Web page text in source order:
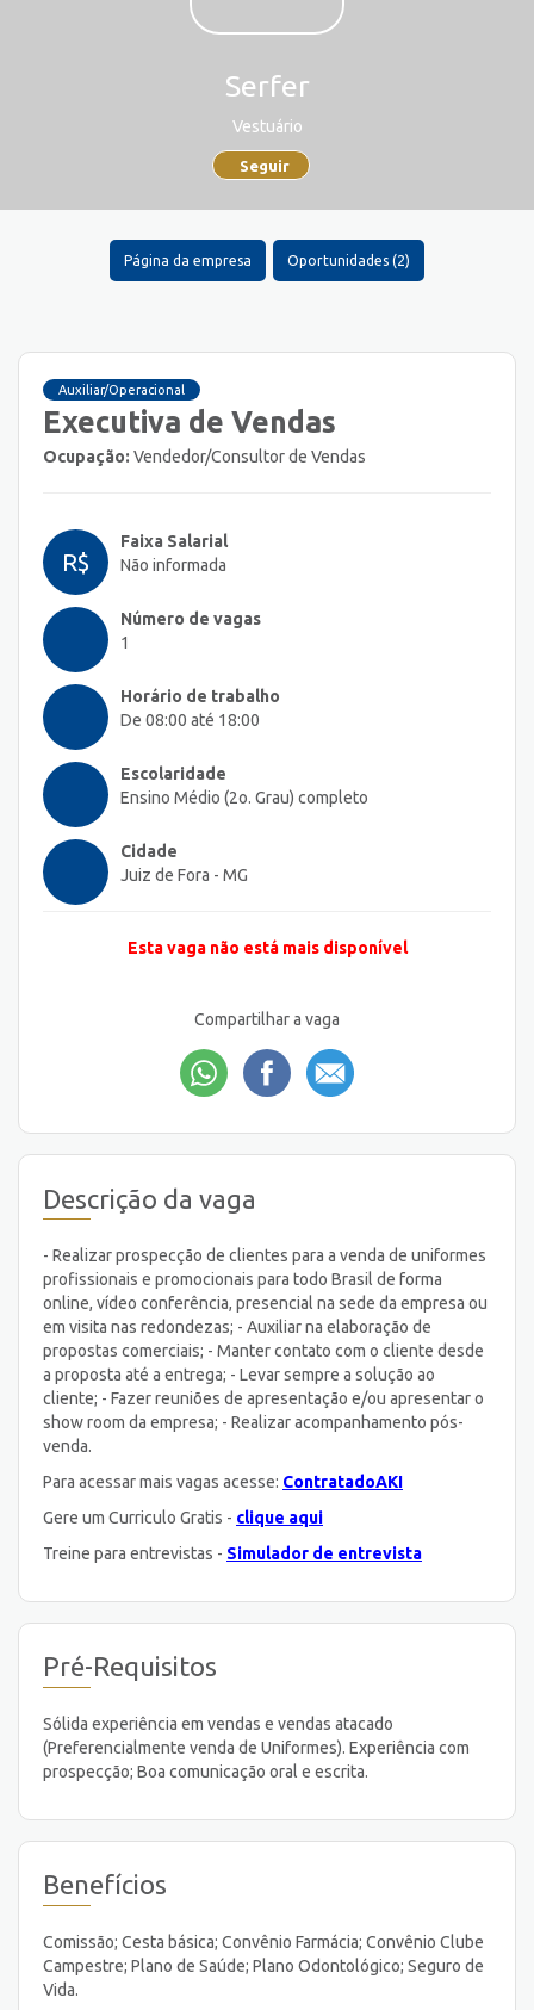
Serfer
Vestuário
Seguir
Página da empresa Oportunidades (2)
Auxiliar/Operacional
Executiva de Vendas
Ocupação: Vendedor/Consultor de Vendas
R$
Faixa Salarial
Não informada
Número de vagas
1
Horário de trabalho
De 08:00 até 18:00
Escolaridade
Ensino Médio (2o. Grau) completo
Cidade
Juiz de Fora - MG
Esta vaga não está mais disponível
Compartilhar a vaga
Descrição da vaga
- Realizar prospecção de clientes para a venda de uniformes
profissionais e promocionais para todo Brasil de forma
online, vídeo conferência, presencial na sede da empresa ou
em visita nas redondezas; - Auxiliar na elaboração de
propostas comerciais; - Manter contato com o cliente desde
a proposta até a entrega; - Levar sempre a solução ao
cliente; - Fazer reuniões de apresentação e/ou apresentar o
show room da empresa; - Realizar acompanhamento pós-
venda.
Para acessar mais vagas acesse: ContratadoAKI
Gere um Curriculo Gratis - clique aqui
Treine para entrevistas - Simulador de entrevista
Pré-Requisitos
Sólida experiência em vendas e vendas atacado
(Preferencialmente venda de Uniformes). Experiência com
prospecção; Boa comunicação oral e escrita.
Benefícios
Comissão; Cesta básica; Convênio Farmácia; Convênio Clube
Campestre; Plano de Saúde; Plano Odontológico; Seguro de
Vida.